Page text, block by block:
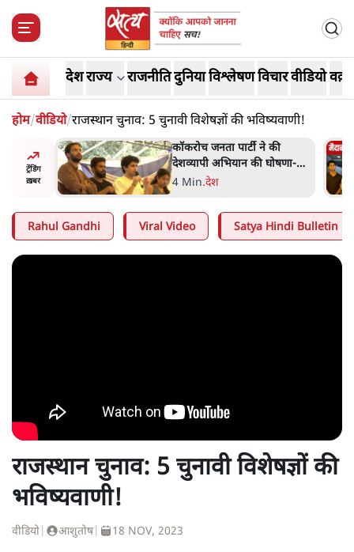
देशराज्य राजनीतिदुनियाविश्लेषणविचारवीडियो
होम/वीडियो/राजस्थान चुनाव: 5 चुनावी विशेषज्ञों की भविष्यवाणी!
ट्रेंडिंग
ख़बर
Abhijeet Dipke Press
Conference: CJP का 'Kya
Bolti Public' अभियान, चुनाव
-. दिल्ली
Rahul Gandhi Viral Video Satya Hindi Bulletin
राजस्थान चुनाव: 5 चुनावी विशेषज्ञों की
भविष्यवाणी!
वीडियो आशुतोष| 18 NOV, 2023